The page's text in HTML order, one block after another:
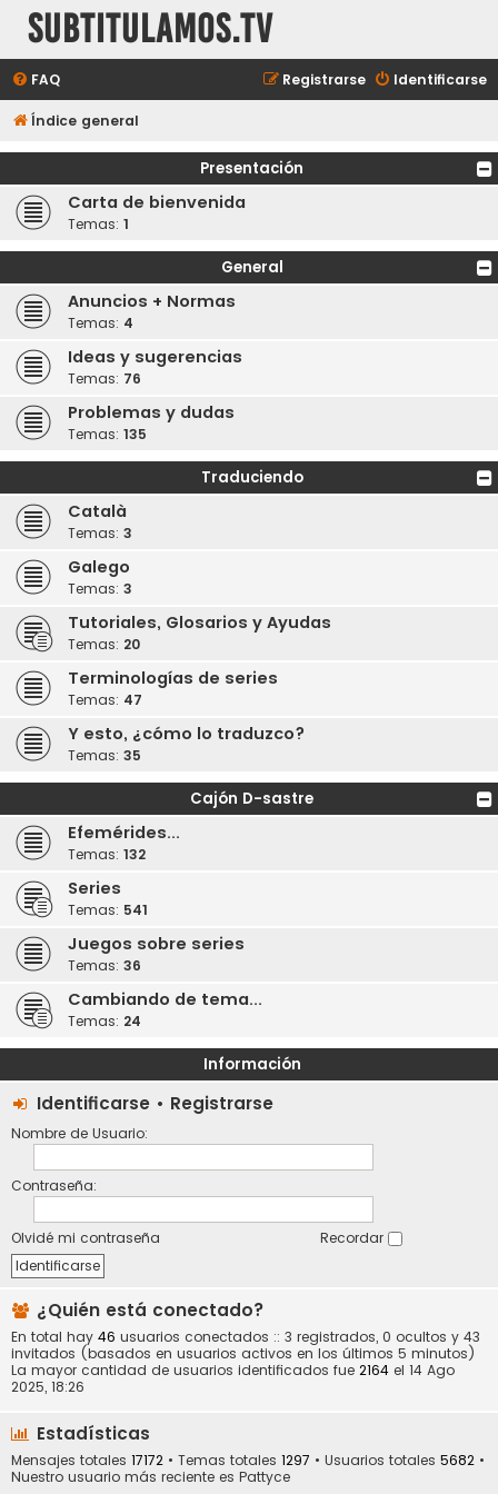
subtitulamos.tv
FAQ Identificarse
Registrarse
Índice general
Presentación
Carta de bienvenida
Temas: 1
General
Anuncios + Normas
Temas: 4
Ideas y sugerencias
Temas: 76
Problemas y dudas
Temas: 135
Traduciendo
Català
Temas: 3
Galego
Temas: 3
Tutoriales, Glosarios y Ayudas
Temas: 20
Terminologías de series
Temas: 47
Y esto, ¿cómo lo traduzco?
Temas: 35
Cajón D-sastre
Efemérides...
Temas: 132
Series
Temas: 541
Juegos sobre series
Temas: 36
Cambiando de tema...
Temas: 24
Información
Identificarse • Registrarse
Nombre de Usuario:
Contraseña:
Olvidé mi contraseña Recordar
¿Quién está conectado?
En total hay 46 usuarios conectados :: 3 registrados, 0 ocultos y 43
invitados (basados en usuarios activos en los últimos 5 minutos)
La mayor cantidad de usuarios identificados fue 2164 el 14 Ago
2025, 18:26
Estadísticas
Mensajes totales 17172 • Temas totales 1297 • Usuarios totales 5682 •
Nuestro usuario más reciente es Pattyce